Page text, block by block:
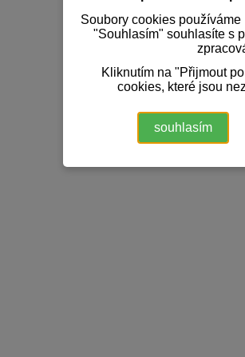
Soubory cookies
"Souhlasím" souhlasíte s
Kliknutím na "Přijmout
cookies, které jsou
souhlasím